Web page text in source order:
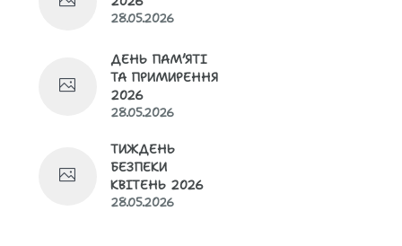
МОВА (МОВИ)
ОСВІТНЬОГО
ПРОЦЕСУ
НАЯВНІСТЬ
ВАКАНТНИХ
28.05.2026
ДЕНЬ ПАМ’ЯТІ
ТА ПРИМИРЕННЯ
2026
28.05.2026
ТИЖДЕНЬ
БЕЗПЕКИ
КВІТЕНЬ 2026
28.05.2026